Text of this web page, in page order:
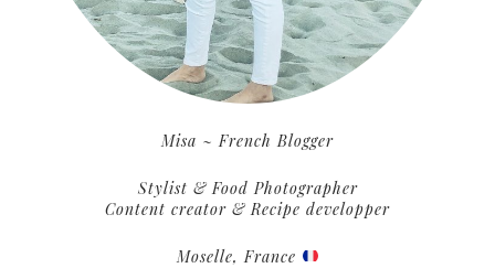
Misa ~ French Blogger
Stylist & Food Photographer
Content creator & Recipe developper
Moselle, France